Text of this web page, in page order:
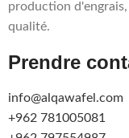
production
qualité.
Prendre
info@alqawafel.com
+962 781005081